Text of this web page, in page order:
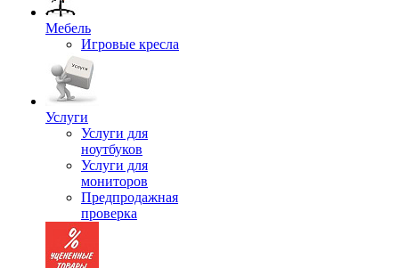
Мебель
Игровые кресла
Услуги
Услуги для
ноутбуков
Услуги для
мониторов
Предпродажная
проверка